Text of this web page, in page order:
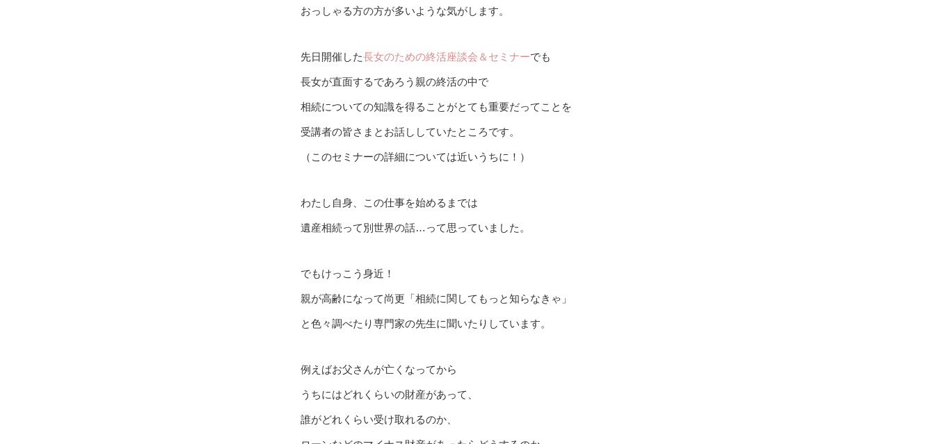
おっしゃる方の方が多いような気がします。
先日開催した長女のための終活座談会＆セミナーでも
長女が直面するであろう親の終活の中で
相続についての知識を得ることがとても重要だってことを
受講者の皆さまとお話ししていたところです。
（このセミナーの詳細については近いうちに！）
わたし自身、この仕事を始めるまでは
遺産相続って別世界の話…って思っていました。
でもけっこう身近！
親が高齢になって尚更「相続に関してもっと知らなきゃ」
と色々調べたり専門家の先生に聞いたりしています。
例えばお父さんが亡くなってから
うちにはどれくらいの財産があって、
誰がどれくらい受け取れるのか、